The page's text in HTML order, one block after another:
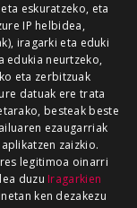
eskuratzeko, eta
IP helbidea,
iragarki eta eduki
edukia neurtzeko,
eta zerbitzuak
datuak ere trata
besteak beste
ezaugarriak
zaizkio.
legitimoa oinarri
duzu Iragarkien
ken dezakezu